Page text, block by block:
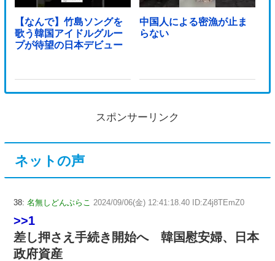
【なんで】竹島ソングを
歌う韓国アイドルグルー
プが待望の日本デビュー
中国人による密漁が止ま
らない
スポンサーリンク
ネットの声
38: 名無しどんぶらこ 2024/09/06(金) 12:41:18.40 ID:Z4j8TEmZ0
>>1
差し押さえ手続き開始へ 韓国慰安婦、日本
政府資産